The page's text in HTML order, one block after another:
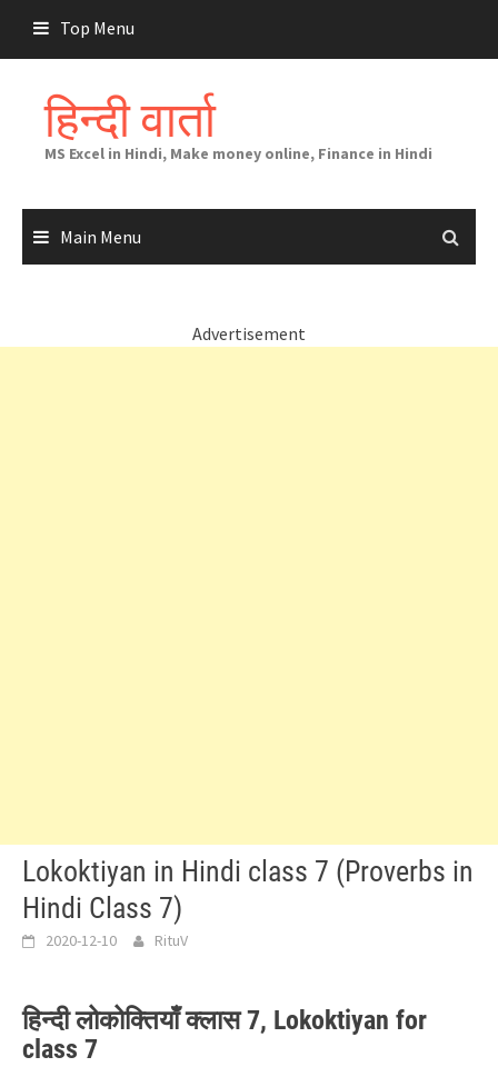
content
Top Menu
हिन्दी वार्ता
MS Excel in Hindi, Make money online, Finance in Hindi
Main Menu
Advertisement
Lokoktiyan in Hindi class 7 (Proverbs in
Hindi Class 7)
2020-12-10 RituV
हिन्दी लोकोक्तियाँ क्लास 7, Lokoktiyan for
class 7